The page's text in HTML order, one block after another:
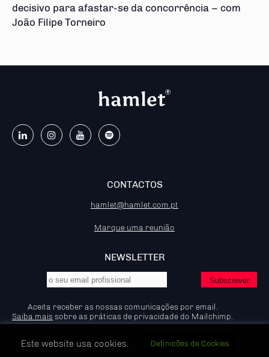
decisivo para afastar-se da concorrência – com
João Filipe Torneiro
CONTACTOS
hamlet@hamlet.com.pt
Marque uma reunião
NEWSLETTER
Aceita receber as nossas comunicações por email.
Saiba mais sobre as práticas de privacidade do Mailchimp.
Este website usa cookies. Definicões de Cookies